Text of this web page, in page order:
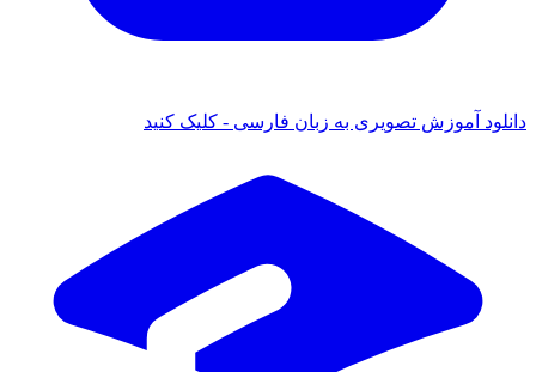
آموزش تصویری به زبان فارسی - کلیک کنید